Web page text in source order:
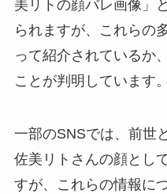
美リトの顔バレ画像」
られますが、これらの
って紹介されているか
ことが判明しています。
一部のSNSでは、前世
佐美リトさんの顔とし
すが、これらの情報に